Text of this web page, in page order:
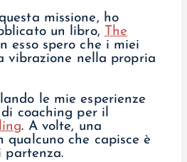
missione, ho
un libro, The
esso spero che i miei
vibrazione nella propria
le mie esperienze
coaching per il
. A volte, una
qualcuno che capisce è
partenza.